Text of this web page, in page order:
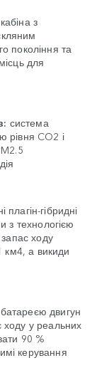
з
покоління та
для
система
рівня CO2 і
плагін-гібридні
з технологією
запас ходу
км4, а викиди
двигун
у реальних
90 %
керування